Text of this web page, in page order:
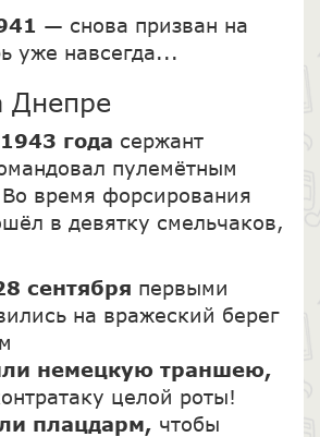
— снова призван на
уже навсегда...
Днепре
года сержант
пулемётным
время форсирования
в девятку смельчаков,
сентября первыми
на вражеский берег
немецкую траншею,
целой роты!
плацдарм, чтобы